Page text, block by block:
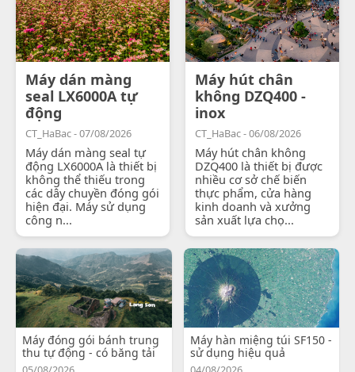
Máy dán màng
seal LX6000A tự
động
CT_HaBac - 07/08/2026
Máy dán màng seal tự
động LX6000A là thiết bị
không thể thiếu trong
các dây chuyền đóng gói
hiện đại. Máy sử dụng
công n...
Máy hút chân
không DZQ400 -
inox
CT_HaBac - 06/08/2026
Máy hút chân không
DZQ400 là thiết bị được
nhiều cơ sở chế biến
thực phẩm, cửa hàng
kinh doanh và xưởng
sản xuất lựa chọ...
Máy đóng gói bánh trung
thu tự động - có băng tải
Máy hàn miệng túi SF150 -
sử dụng hiệu quả